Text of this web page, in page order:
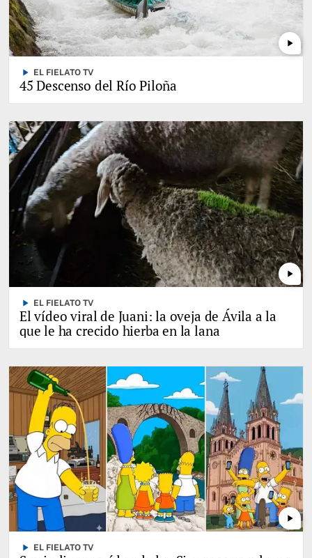
play_arrow
play_arrow EL FIELATO TV
45 Descenso del Río Piloña
play_arrow
play_arrow EL FIELATO TV
El vídeo viral de Juani: la oveja de Ávila a la
que le ha crecido hierba en la lana
play_arrow
play_arrow EL FIELATO TV